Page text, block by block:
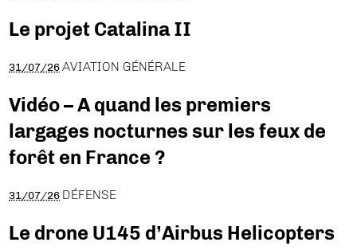
Le projet Catalina II
31/07/26 AVIATION GÉNÉRALE
Vidéo – A quand les premiers
largages nocturnes sur les feux de
forêt en France ?
31/07/26 DÉFENSE
Le drone U145 d’Airbus Helicopters